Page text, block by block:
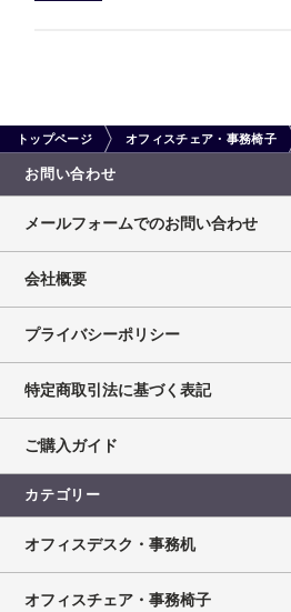
トップページ オフィスチェア・事務椅子
お問い合わせ
メールフォームでのお問い合わせ
会社概要
プライバシーポリシー
特定商取引法に基づく表記
ご購入ガイド
カテゴリー
オフィスデスク・事務机
オフィスチェア・事務椅子